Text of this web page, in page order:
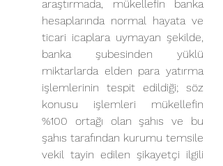
araştırmada, mükellefin banka
hesaplarında normal hayata ve
ticari icaplara uymayan şekilde,
banka şubesinden yüklü
miktarlarda elden para yatırma
işlemlerinin tespit edildiği; söz
konusu işlemleri mükellefin
%100 ortağı olan şahıs ve bu
şahıs tarafından kurumu temsile
vekil tayin edilen şikayetçi ilgili